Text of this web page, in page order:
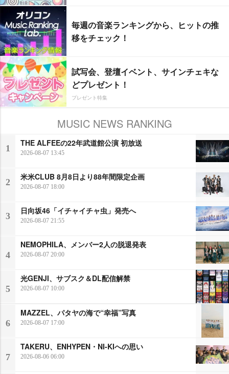
毎週の音楽ランキングから、ヒットの推
移をチェック！
試写会、登壇イベント、サインチェキな
どプレゼント！
プレゼント特集
MUSIC NEWS RANKING
1
THE ALFEEの22年武道館公演 初放送
2026-08-07 13:45
2
米米CLUB 8月8日より88年間限定企画
2026-08-07 18:00
3
日向坂46「イチャイチャ虫」発売へ
2026-08-07 21:55
4
NEMOPHILA、メンバー2人の脱退発表
2026-08-07 20:00
5
光GENJI、サブスク＆DL配信解禁
2026-08-07 10:00
6
MAZZEL、パタヤの海で“幸福”写真
2026-08-07 17:00
7
TAKERU、ENHYPEN・NI-KIへの思い
2026-08-06 06:00